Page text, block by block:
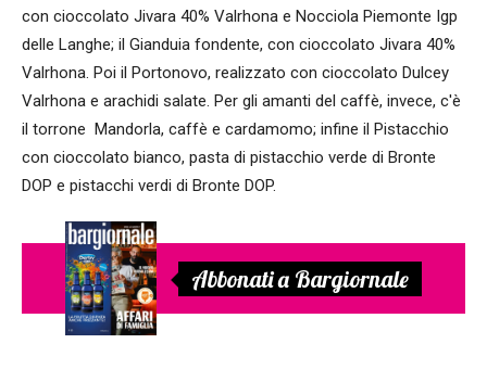
con cioccolato Jivara 40% Valrhona e Nocciola Piemonte Igp
delle Langhe; il Gianduia fondente, con cioccolato Jivara 40%
Valrhona. Poi il Portonovo, realizzato con cioccolato Dulcey
Valrhona e arachidi salate. Per gli amanti del caffè, invece, c'è
il torrone Mandorla, caffè e cardamomo; infine il Pistacchio
con cioccolato bianco, pasta di pistacchio verde di Bronte
DOP e pistacchi verdi di Bronte DOP.
Abbonati a Bargiornale